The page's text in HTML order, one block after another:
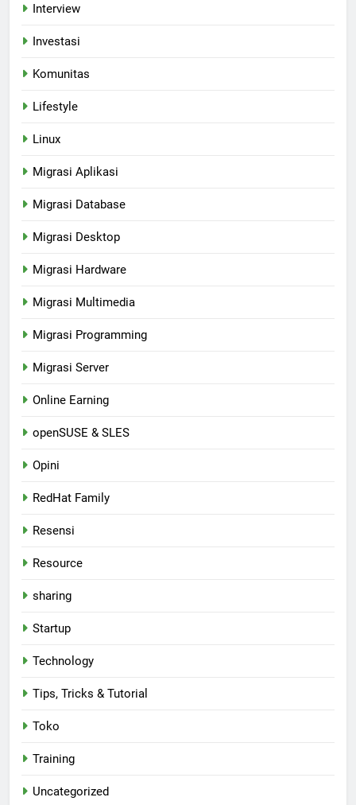
Interview
Investasi
Komunitas
Lifestyle
Linux
Migrasi Aplikasi
Migrasi Database
Migrasi Desktop
Migrasi Hardware
Migrasi Multimedia
Migrasi Programming
Migrasi Server
Online Earning
openSUSE & SLES
Opini
RedHat Family
Resensi
Resource
sharing
Startup
Technology
Tips, Tricks & Tutorial
Toko
Training
Uncategorized